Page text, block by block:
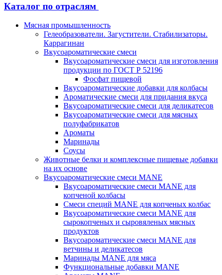
Каталог по отраслям
Мясная промышленность
Гелеобразователи. Загустители. Стабилизаторы.
Каррагинан
Вкусоароматические смеси
Вкусоароматические смеси для изготовления
продукции по ГОСТ Р 52196
Фосфат пищевой
Вкусоароматические добавки для колбасы
Ароматические смеси для придания вкуса
Вкусоароматические смеси для деликатесов
Вкусоароматические смеси для мясных
полуфабрикатов
Ароматы
Маринады
Соусы
Животные белки и комплексные пищевые добавки
на их основе
Вкусоароматические смеси MANE
Вкусоароматические смеси MANE для
копченой колбасы
Смеси специй MANE для копченых колбас
Вкусоароматические смеси MANE для
сырокопченых и сыровяленых мясных
продуктов
Вкусоароматические смеси MANE для
ветчины и деликатесов
Маринады MANE для мяса
Функциональные добавки MANE